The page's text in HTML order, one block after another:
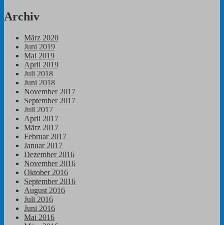
Archiv
März 2020
Juni 2019
Mai 2019
April 2019
Juli 2018
Juni 2018
November 2017
September 2017
Juli 2017
April 2017
März 2017
Februar 2017
Januar 2017
Dezember 2016
November 2016
Oktober 2016
September 2016
August 2016
Juli 2016
Juni 2016
Mai 2016